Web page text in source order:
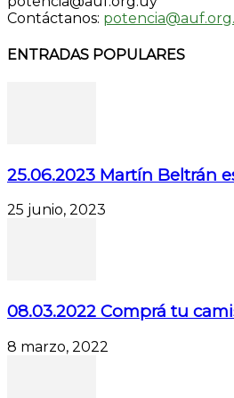
Contáctanos:
ENTRADAS POPULARES
25.06.2023 Martín Beltrán
25 junio, 2023
08.03.2022 Comprá tu
8 marzo, 2022